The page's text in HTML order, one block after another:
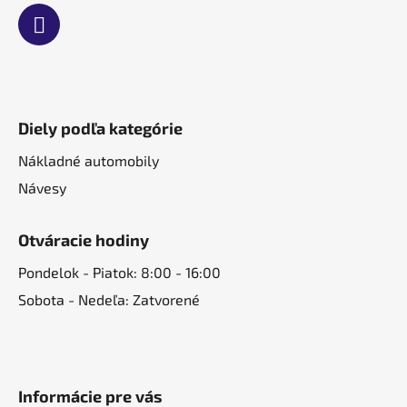
Diely podľa kategórie
Nákladné automobily
Návesy
Otváracie hodiny
Pondelok - Piatok: 8:00 - 16:00
Sobota - Nedeľa: Zatvorené
Informácie pre vás